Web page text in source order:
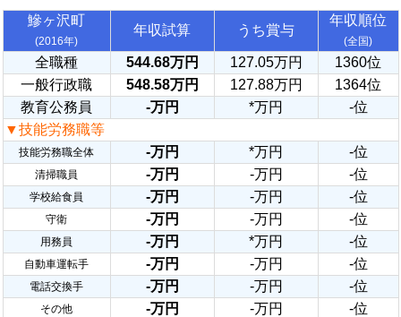
鰺ヶ沢町
(2016年)
年収試算 うち賞与
年収順位
(全国)
全職種 544.68万円 127.05万円
1360位
一般行政職
548.58万円 127.88万円
1364位
教育公務員
-万円 *万円
-位
▼技能労務職等
技能労務職全体 -万円 *万円 -位
清掃職員 -万円 -万円 -位
学校給食員 -万円 -万円 -位
守衛 -万円 -万円 -位
用務員 -万円 *万円 -位
自動車運転手 -万円 -万円 -位
電話交換手 -万円 -万円 -位
その他 -万円 -万円 -位